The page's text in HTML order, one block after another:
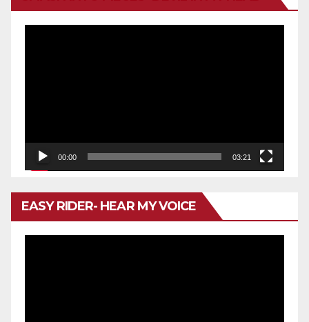
00:00 03:21
EASY RIDER- HEAR MY VOICE